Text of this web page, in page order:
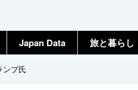
Japan Data 旅と暮らし
ンプ氏